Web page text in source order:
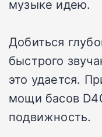
музыке идею.
Добиться
быстрого
это удается.
мощи басов
подвижность.